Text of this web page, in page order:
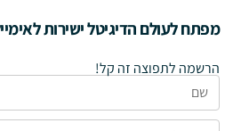
מפתח לעולם הדיגיטל ישירות לאימייל
הרשמה לתפוצה זה קל!